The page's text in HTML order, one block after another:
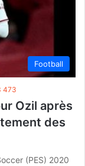
Football
473
Ozil après
des
(PES) 2020